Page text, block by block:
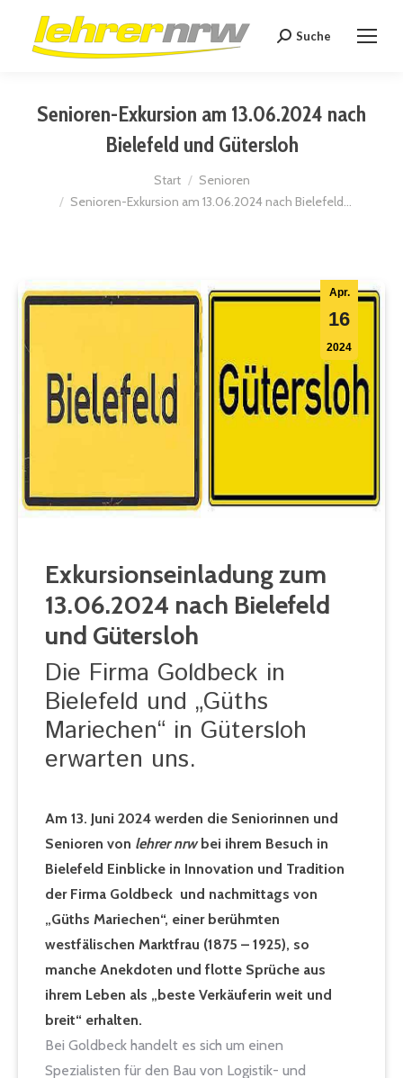
Search:
Suche
Senioren-Exkursion am 13.06.2024 nach
Bielefeld und Gütersloh
Start
Senioren
Senioren-Exkursion am 13.06.2024 nach Bielefeld…
Apr.
16
2024
Exkursionseinladung zum
13.06.2024 nach Bielefeld
und Gütersloh
Die Firma Goldbeck in
Bielefeld und „Güths
Mariechen“ in Gütersloh
erwarten uns.
Am 13. Juni 2024 werden die Seniorinnen und
Senioren von lehrer nrwbei ihrem Besuch in
Bielefeld Einblicke in Innovation und Tradition
der Firma Goldbeck und nachmittags von
„Güths Mariechen“, einer berühmten
westfälischen Marktfrau (1875 – 1925), so
manche Anekdoten und flotte Sprüche aus
ihrem Leben als „beste Verkäuferin weit und
breit“ erhalten.
Bei Goldbeck handelt es sich um einen
Spezialisten für den Bau von Logistik- und